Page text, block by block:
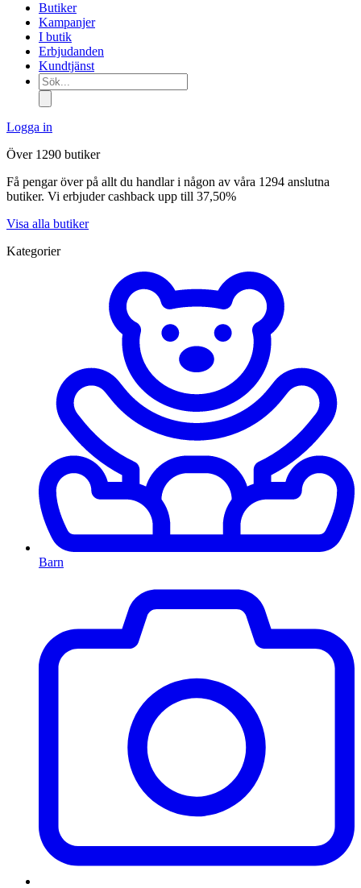
Butiker
Kampanjer
I butik
Erbjudanden
Kundtjänst
Sök...
Logga in
Över 1290 butiker
Få pengar över på allt du handlar i någon av våra 1294 anslutna
butiker. Vi erbjuder cashback upp till 37,50%
Visa alla butiker
Kategorier
Barn